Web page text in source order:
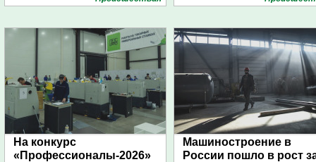
На конкурс
«Профессионалы-2026»
Машиностроение в
России пошло в рост